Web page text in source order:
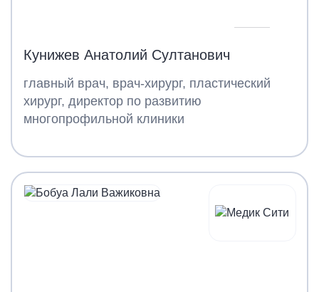
Кунижев Анатолий Султанович
главный врач, врач-хирург, пластический
хирург, директор по развитию
многопрофильной клиники